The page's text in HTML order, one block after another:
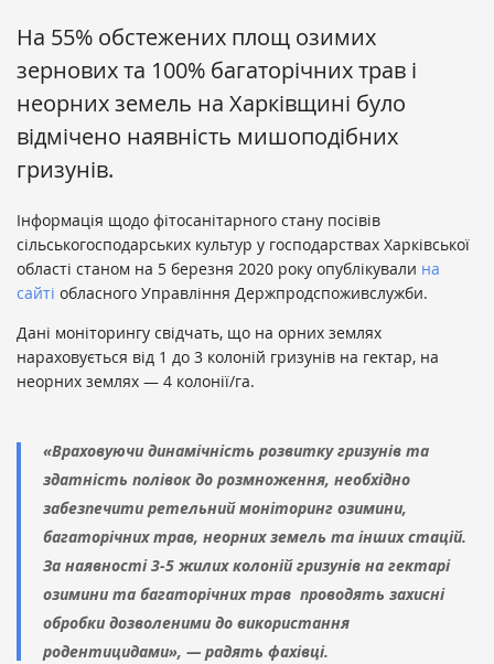
На 55% обстежених площ озимих
зернових та 100% багаторічних трав і
неорних земель на Харківщині було
відмічено наявність мишоподібних
гризунів.
Інформація щодо фітосанітарного стану посівів
сільськогосподарських культур у господарствах Харківської
області станом на 5 березня 2020 року опублікували на
сайті обласного Управління Держпродспоживслужби.
Дані моніторингу свідчать, що на орних землях
нараховується від 1 до 3 колоній гризунів на гектар, на
неорних землях — 4 колонії/га.
«Враховуючи динамічність розвитку гризунів та
здатність полівок до розмноження, необхідно
забезпечити ретельний моніторинг озимини,
багаторічних трав, неорних земель та інших стацій.
За наявності 3-5 жилих колоній гризунів на гектарі
озимини та багаторічних трав проводять захисні
обробки дозволеними до використання
родентицидами», — радять фахівці.